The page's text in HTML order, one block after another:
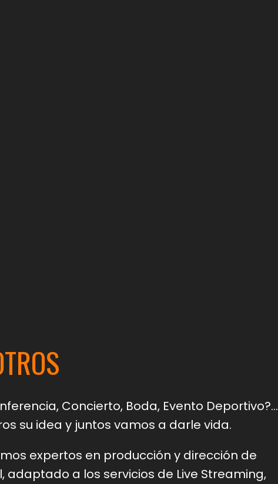
Concierto, Boda, Evento Deportivo?…
su idea y juntos vamos a darle vida.
expertos en producción y dirección de
adaptado a los servicios de Live Streaming,